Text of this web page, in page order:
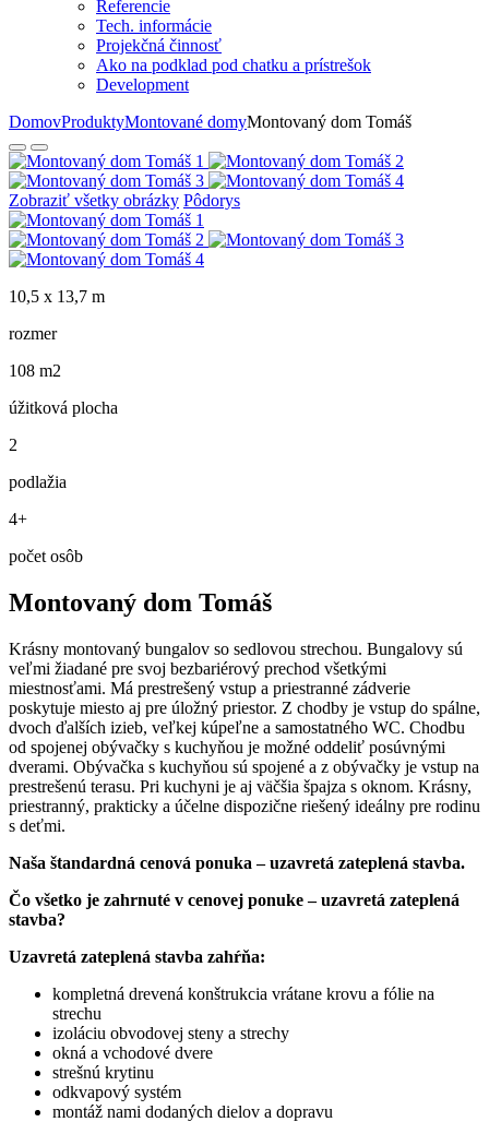
Referencie
Tech. informácie
Projekčná činnosť
Ako na podklad pod chatku a prístrešok
Development
DomovProduktyMontované domyMontovaný dom Tomáš
Zobraziť všetky obrázky Pôdorys
10,5 x 13,7 m
rozmer
108 m2
úžitková plocha
2
podlažia
4+
počet osôb
Montovaný dom Tomáš
Krásny montovaný bungalov so sedlovou strechou. Bungalovy sú
veľmi žiadané pre svoj bezbariérový prechod všetkými
miestnosťami. Má prestrešený vstup a priestranné zádverie
poskytuje miesto aj pre úložný priestor. Z chodby je vstup do spálne,
dvoch ďalších izieb, veľkej kúpeľne a samostatného WC. Chodbu
od spojenej obývačky s kuchyňou je možné oddeliť posúvnými
dverami. Obývačka s kuchyňou sú spojené a z obývačky je vstup na
prestrešenú terasu. Pri kuchyni je aj väčšia špajza s oknom. Krásny,
priestranný, prakticky a účelne dispozične riešený ideálny pre rodinu
s deťmi.
Naša štandardná cenová ponuka – uzavretá zateplená stavba.
Čo všetko je zahrnuté v cenovej ponuke – uzavretá zateplená
stavba?
Uzavretá zateplená stavba zahŕňa:
kompletná drevená konštrukcia vrátane krovu a fólie na
strechu
izoláciu obvodovej steny a strechy
okná a vchodové dvere
strešnú krytinu
odkvapový systém
montáž nami dodaných dielov a dopravu